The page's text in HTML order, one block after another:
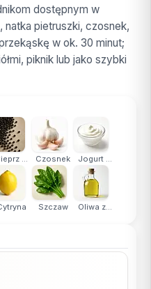
dostępnym w
pietruszki, czosnek,
w ok. 30 minut;
piknik lub jako szybki
... Czosnek Jogurt ...
Szczaw Oliwa z...